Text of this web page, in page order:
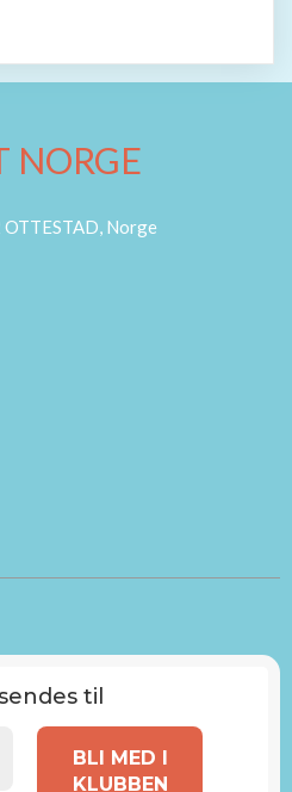
NORGE
Norge
til